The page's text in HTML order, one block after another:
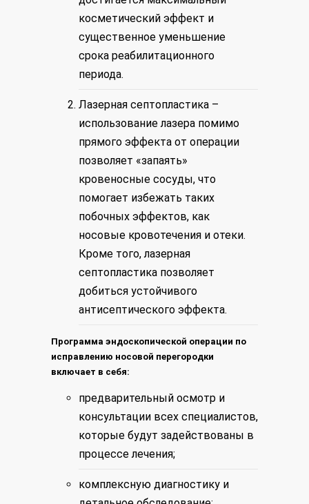
косметический эффект и
существенное уменьшение
срока реабилитационного
периода.
Лазерная септопластика –
использование лазера помимо
прямого эффекта от операции
позволяет «запаять»
кровеносные сосуды, что
помогает избежать таких
побочных эффектов, как
носовые кровотечения и отеки.
Кроме того, лазерная
септопластика позволяет
добиться устойчивого
антисептического эффекта.
Программа эндоскопической операции по
исправлению носовой перегородки
включает в себя:
предварительный осмотр и
консультации всех специалистов,
которые будут задействованы в
процессе лечения;
комплексную диагностику и